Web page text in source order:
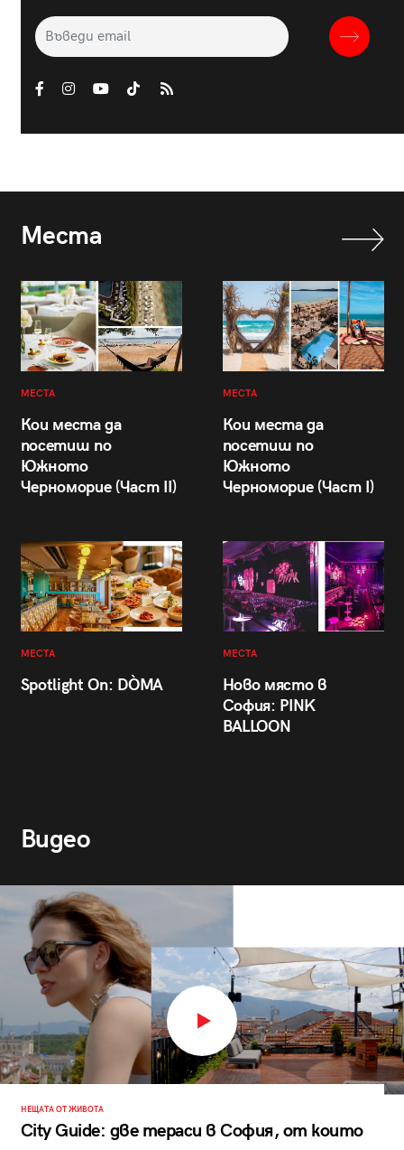
Места
МЕСТА
Кои места да
посетиш по
Южното
Черноморие (Част II)
МЕСТА
Кои места да
посетиш по
Южното
Черноморие (Част I)
МЕСТА
Spotlight On: DÒMA
МЕСТА
Ново място в
София: PINK
BALLOON
Видео
НЕЩАТА ОТ ЖИВОТА
City Guide: две тераси в София, от които